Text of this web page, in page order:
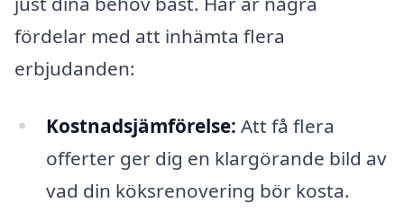
fördelar med att inhämta flera
erbjudanden:
Kostnadsjämförelse: Att få flera
offerter ger dig en klargörande bild av
vad din köksrenovering bör kosta.